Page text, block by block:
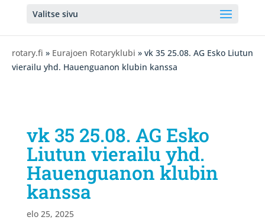
Valitse sivu
rotary.fi » Eurajoen Rotaryklubi » vk 35 25.08. AG Esko Liutun
vierailu yhd. Hauenguanon klubin kanssa
vk 35 25.08. AG Esko
Liutun vierailu yhd.
Hauenguanon klubin
kanssa
elo 25, 2025